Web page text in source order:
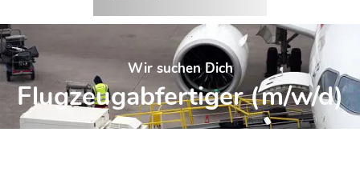
Wir suchen Dich
Flugzeugabfertiger (m/w/d)